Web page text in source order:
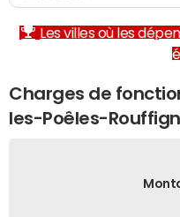
Les villes où les
Charges de
les-Poêles-